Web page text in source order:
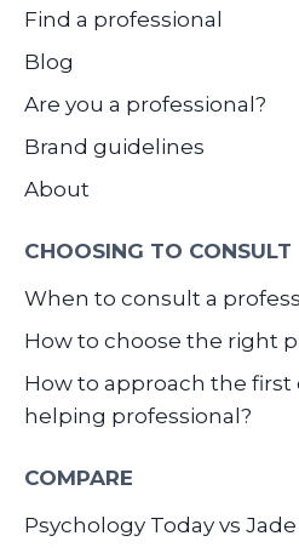
Find a professional
Blog
Are you a professional?
Brand guidelines
About
CHOOSING TO CONSULT
When to consult a
How to choose the right
How to approach the first
helping professional?
COMPARE
Psychology Today vs Jade